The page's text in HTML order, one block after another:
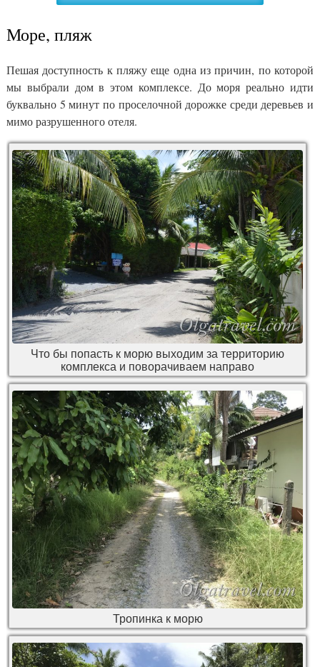
Море, пляж
Пешая доступность к пляжу еще одна из причин, по которой
мы выбрали дом в этом комплексе. До моря реально идти
буквально 5 минут по проселочной дорожке среди деревьев и
мимо разрушенного отеля.
Что бы попасть к морю выходим за территорию
комплекса и поворачиваем направо
Тропинка к морю